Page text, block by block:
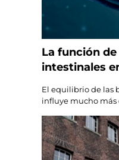
La función
intestinales
El equilibrio de las
influye mucho más